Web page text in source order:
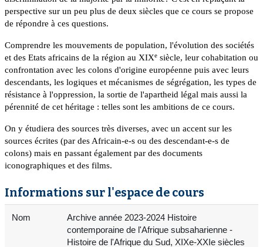
perspective sur un peu plus de deux siècles que ce cours se propose
de répondre à ces questions.
Comprendre les mouvements de population, l'évolution des sociétés
et des Etats africains de la région au XIXe siècle, leur cohabitation ou
confrontation avec les colons d'origine européenne puis avec leurs
descendants, les logiques et mécanismes de ségrégation, les types de
résistance à l'oppression, la sortie de l'apartheid légal mais aussi la
pérennité de cet héritage : telles sont les ambitions de ce cours.
On y étudiera des sources très diverses, avec un accent sur les
sources écrites (par des Africain-e-s ou des descendant-e-s de
colons) mais en passant également par des documents
iconographiques et des films.
Informations sur l'espace de cours
Nom
Archive année 2023-2024 Histoire
contemporaine de l'Afrique subsaharienne -
Histoire de l'Afrique du Sud, XIXe-XXIe siècles